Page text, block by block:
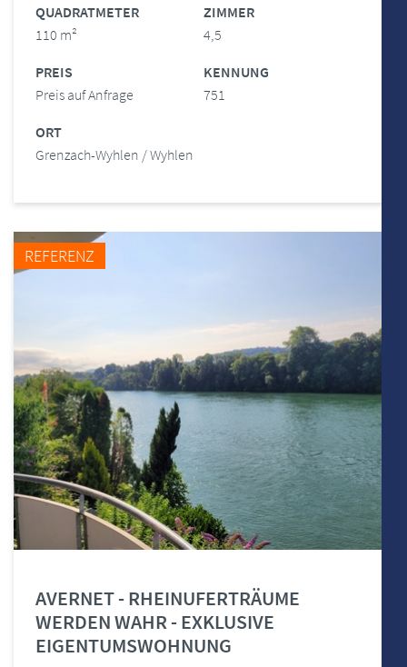
QUADRATMETER
110 m²
ZIMMER
4,5
PREIS
Preis auf Anfrage
KENNUNG
751
ORT
Grenzach-Wyhlen / Wyhlen
REFERENZ
AVERNET - RHEINUFERTRÄUME
WERDEN WAHR - EXKLUSIVE
EIGENTUMSWOHNUNG